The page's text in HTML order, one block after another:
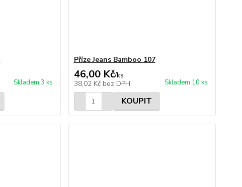
Skladem 3 ks
Příze Jeans Bamboo 107
46,00 Kč/ks
38,02 Kč bez DPH Skladem 10 ks
KOUPIT